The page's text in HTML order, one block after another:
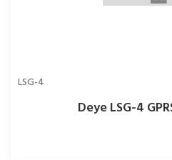
LSG-4
Deye LSG-4